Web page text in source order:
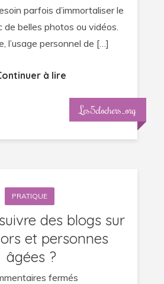
parfois d’immortaliser le
belles photos ou vidéos.
l’usage personnel de […]
à lire
Les5clochers_org
PRATIQUE
des blogs sur
et personnes
âgées ?
ferméssur